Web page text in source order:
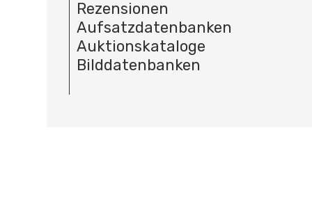
Rezensionen
Aufsatzdatenbanken
Auktionskataloge
Bilddatenbanken